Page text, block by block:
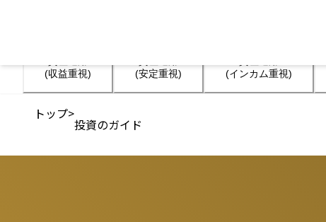
(収益重視)
(安定重視)
(インカム重視)
トップ>
投資のガイド